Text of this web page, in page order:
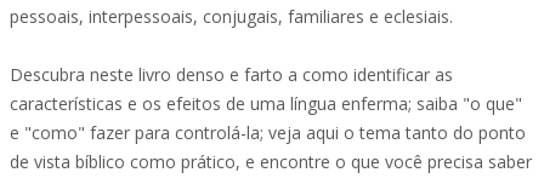
pessoais, interpessoais, conjugais, familiares e eclesiais.
Descubra neste livro denso e farto a como identificar as
características e os efeitos de uma língua enferma; saiba "o que"
e "como" fazer para controlá-la; veja aqui o tema tanto do ponto
de vista bíblico como prático, e encontre o que você precisa saber